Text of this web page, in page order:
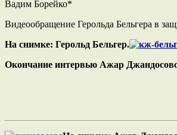
Вадим Борейко*
Видеообращение Герольда Бельгера в
На снимке: Герольд Бельгер.
Окончание интервью Ажар